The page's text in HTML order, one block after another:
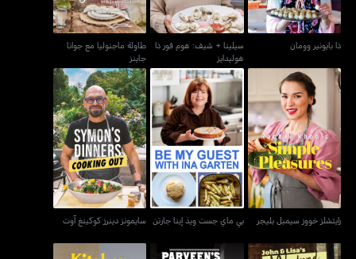
ذا بايونير وومان
سيلينا + شيف: هوم فور ذا
هوليدايز
طاولة ماجنوليا مع جوانا
جاينز
رايتشلز خووز سيمبل بليجر
رايتشلز خووز سيمبل بليجر
بي ماي جست ويذ إينا
جارتن
بي ماي جست ويذ إينا جارتن
سايمونز دينرز كوكينغ آوت
سايمونز دينرز كوكينغ آوت